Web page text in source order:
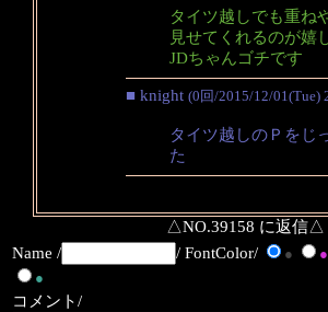
タイツ越しでも重ね
見せてくれるのが嬉
JDちゃんゴチです
■ knight (0回/2015/12/01(Tue)
タイツ越しのＰをじ
た
△NO.39158 に返信△
Name /
/ FontColor/ ● ●
●
コメント/